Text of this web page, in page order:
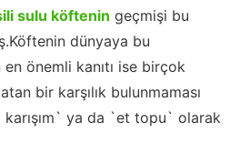
sulu köftenin geçmişi bu
dünyaya bu
en önemli kanıtı ise birçok
bir karşılık bulunmaması
ya da `et topu` olarak